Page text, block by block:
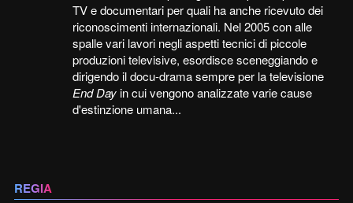
TV e documentari per quali ha anche ricevuto dei
riconoscimenti internazionali. Nel 2005 con alle
spalle vari lavori negli aspetti tecnici di piccole
produzioni televisive, esordisce sceneggiando e
dirigendo il docu-drama sempre per la televisione
End Dayin cui vengono analizzate varie cause
d'estinzione umana...
REGIA